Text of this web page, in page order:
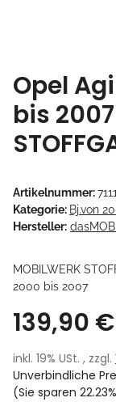
Opel
bis
Artikelnummer:
Kategorie: Bj.von
Hersteller:
MOBILWERK
2000 bis 2007
139,90 €
inkl. 19% USt. , zzgl.
Unverbindliche
(Sie sparen 22.23%